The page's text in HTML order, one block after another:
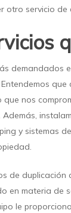
otro servicio
demandados
nos
y sistemas
de duplicación
en materia de
le